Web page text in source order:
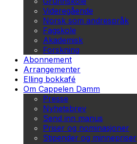
Videregående
Norsk som andrespråk
Fagskole
Akademisk
Forskning
Abonnement
Arrangementer
Elling bokkafé
Om Cappelen Damm
Presse
Nyhetsbrev
Send inn manus
Priser og nominasjoner
Stipender og minnepriser